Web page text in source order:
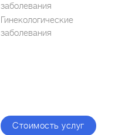
заболевания
Гинекологические
заболевания
Стоимость услуг